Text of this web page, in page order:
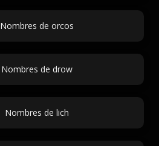
Nombres de orcos
Nombres de drow
Nombres de lich